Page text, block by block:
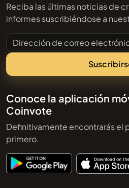
Reciba las últimas noticias de
informes suscribiéndose a
Dirección de correo electrónico
Conoce la aplicación
Coinvote
Definitivamente encontrarás el
primero.